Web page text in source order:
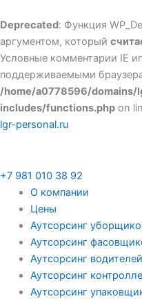
Deprecated: Функция
аргументом, который
Условные комментарии IE
поддерживаемыми
/home/a0778596/
includes/functions.php on
к
содержимому
lgr-personal.ru
+7 981 010 38 92
О компании
Цены
Аутсорсинг
Аутсорсинг
Аутсорсинг
Аутсорсинг
Аутсорсинг